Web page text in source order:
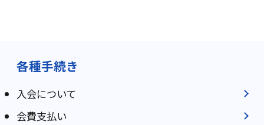
各種手続き
入会について
会費支払い